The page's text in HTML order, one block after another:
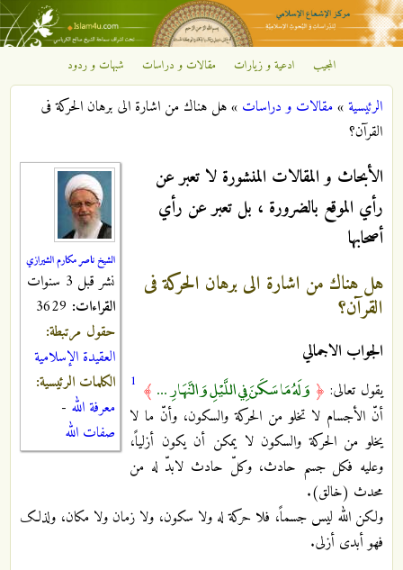
تجاوز إلى المحتوى الرئيسي
مركز
الإشعاع
الإسلامي
المجيب ادعية و زيارات مقالات و دراسات شبهات و ردود
أنت هنا
الرئيسية»مقالات و دراسات »هل هناك من اشارة الى برهان الحرکة فی
القرآن؟
الشيخ ناصر مكارم الشيرازي
نشر قبل 3 سنوات
القراءات:
حقول مرتبطة:
العقيدة الإسلامية
الكلمات الرئيسية:
معرفة الله -
صفات الله
الأبحاث و المقالات المنشورة لا تعبر عن
رأي الموقع بالضرورة ، بل تعبر عن رأي
أصحابها
هل هناك من اشارة الى برهان الحرکة فی
القرآن؟
الجواب الاجمالي
یقول تعالى: ﴿ وَلَهُ مَا سَكَنَ فِي اللَّيْلِ وَالنَّهَارِ ... ﴾ 1
أنّ الأجسام لا تخلو من الحرکة والسکون، وأنّ ما لا
یخلو من الحرکة والسکون لا یمکن أن یکون أزلیاً،
وعلیه فکل جسم حادث، وکلّ حادث لابدّ له من
محدث (خالق).
ولکن الله لیس جسماً، فلا حرکة له ولا سکون، ولا زمان ولا مکان، ولذلک
فهو أبدی أزلی.